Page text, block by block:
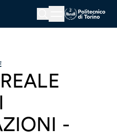
Menu button
-